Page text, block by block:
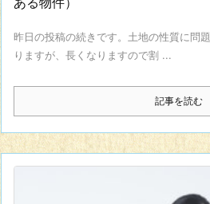
昨日の投稿の続きです。土地の性質に問
りますが、長くなりますので割 ...
記事を読む